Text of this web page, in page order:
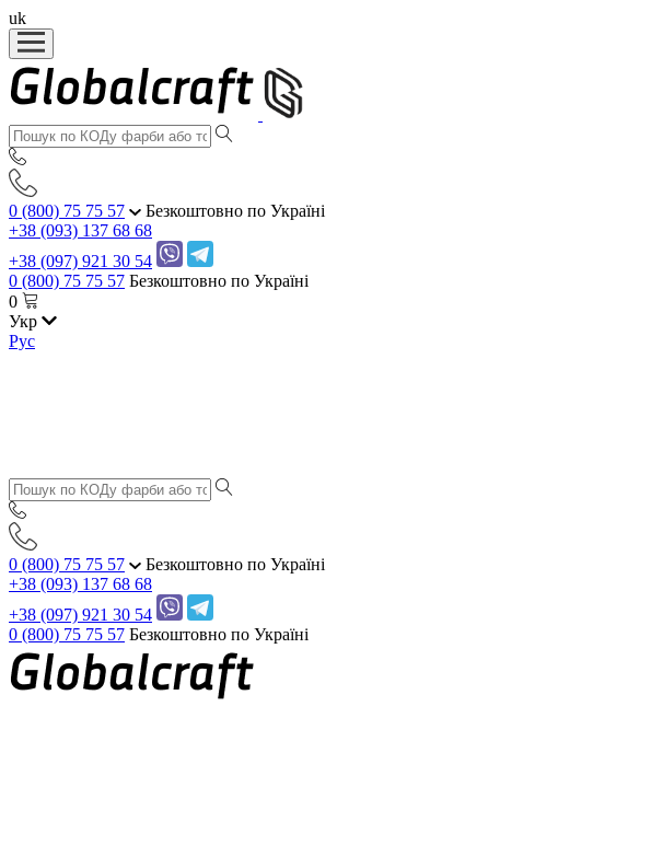
uk
0 (800) 75 75 57
Безкоштовно по Україні
+38 (093) 137 68 68
+38 (097) 921 30 54
0 (800) 75 75 57 Безкоштовно по Україні
0
Укр
Рус
0 (800) 75 75 57
Безкоштовно по Україні
+38 (093) 137 68 68
+38 (097) 921 30 54
0 (800) 75 75 57 Безкоштовно по Україні